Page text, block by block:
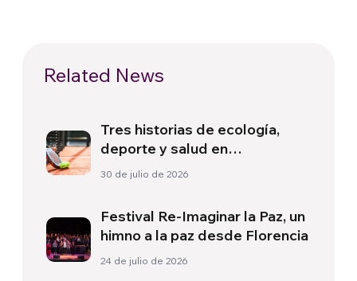
Related News
Tres historias de ecología,
deporte y salud en
Sudamérica
30 de julio de 2026
Festival Re-Imaginar la Paz, un
himno a la paz desde Florencia
24 de julio de 2026